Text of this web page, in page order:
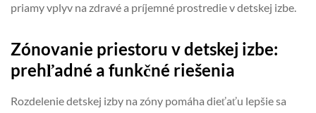
priamy vplyv na zdravé a príjemné prostredie v detskej izbe.
Zónovanie priestoru v detskej izbe:
prehľadné a funkčné riešenia
Rozdelenie detskej izby na zóny pomáha dieťaťu lepšie sa